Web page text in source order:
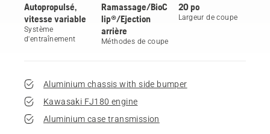
Autopropulsé,
vitesse variable
Système
d'entraînement
Ramassage/BioC
lip®/Ejection
arrière
Méthodes de coupe
20 po
Largeur de coupe
Aluminium chassis with side bumper
Kawasaki FJ180 engine
Aluminium case transmission